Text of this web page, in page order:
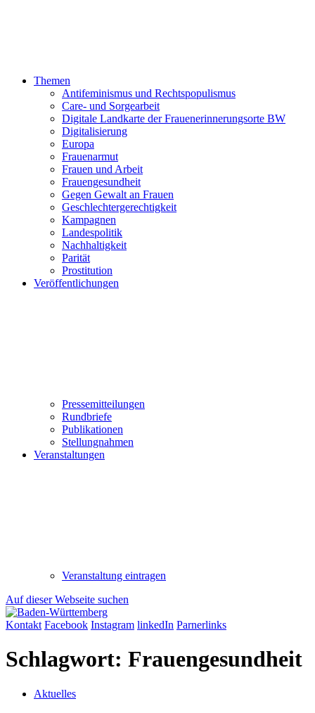
Themen
Antifeminismus und Rechtspopulismus
Care- und Sorgearbeit
Digitale Landkarte der Frauenerinnerungsorte BW
Digitalisierung
Europa
Frauenarmut
Frauen und Arbeit
Frauengesundheit
Gegen Gewalt an Frauen
Geschlechtergerechtigkeit
Kampagnen
Landespolitik
Nachhaltigkeit
Parität
Prostitution
Veröffentlichungen
Pressemitteilungen
Rundbriefe
Publikationen
Stellungnahmen
Veranstaltungen
Veranstaltung eintragen
Auf dieser Webseite suchen
Kontakt Facebook Instagram linkedIn Parnerlinks
Schlagwort: Frauengesundheit
Aktuelles